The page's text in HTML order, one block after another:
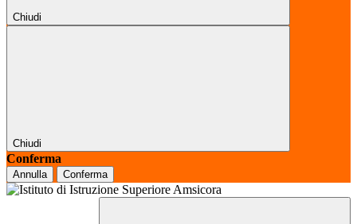
Chiudi
Chiudi
Conferma
Annulla Conferma